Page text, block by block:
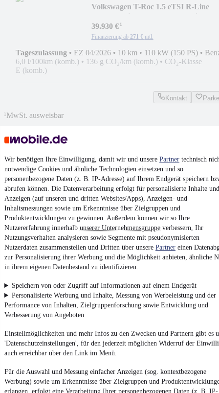
Wir benötigen Ihre Einwilligung, damit wir und unsere Partner technisch
notwendige Cookies und ähnliche Technologien einsetzen und so
personenbezogene Daten (z. B. IP-Adresse) auf Ihrem Endgerät speichern
abrufen können. Die Datenverarbeitung erfolgt für personalisierte Inhalte und
Anzeigen (auf unseren und dritten Websites/Apps), Anzeigen- und
Inhaltsmessungen sowie um Erkenntnisse über Zielgruppen und
Produktentwicklungen zu gewinnen. Außerdem können wir so Ihre
Nutzererfahrung innerhalb unserer Unternehmensgruppe verbessern, Ihr
Nutzungsverhalten analysieren sowie Segmente mit pseudonymisierten
Nutzerdaten zusammenstellen und Dritten über unsere Partner einen
zur Personalisierung ihrer Werbung und die Möglichkeit anbieten, ähnliche
in ihrem eigenen Datenbestand zu identifizieren.
Speichern von oder Zugriff auf Informationen auf einem Endgerät
Personalisierte Werbung und Inhalte, Messung von Werbeleistung und der
Performance von Inhalten, Zielgruppenforschung sowie Entwicklung und
Verbesserung von Angeboten
Einstellmöglichkeiten und mehr Infos zu den Zwecken und Partnern gibt es
'Datenschutzeinstellungen', für den jederzeit möglichen Widerruf der
auch erreichbar über den Link im Menü.
Für die Auswahl und Messung einfacher Anzeigen (sog. kontextbezogene
Werbung) sowie um Erkenntnisse über Zielgruppen und
erlangen, erfolgt eine Verarbeitung Ihrer personenbezogenen Daten (z. B. IP-
Volkswagen T-Roc 1.5 eTSI R-Line
39.930 €¹
Finanzierung ab 271 € mtl.
Tageszulassung • EZ 04/2026 • 10 km • 110 kW (150 PS) •
6,0 l/100km (komb.) • 136 g CO₂/km (komb.) • CO₂-Klasse
E (komb.)
Kontakt
¹MwSt. ausweisbar
4.6 Sterne
Nutze mobile.de schnell und einfach
App installieren
Impressum
Vertrag widerrufen
Datenschutz
Erklärung zur Barrierefreiheit
Report Security Vulnerability (English)
Powered by
mobile.de finden